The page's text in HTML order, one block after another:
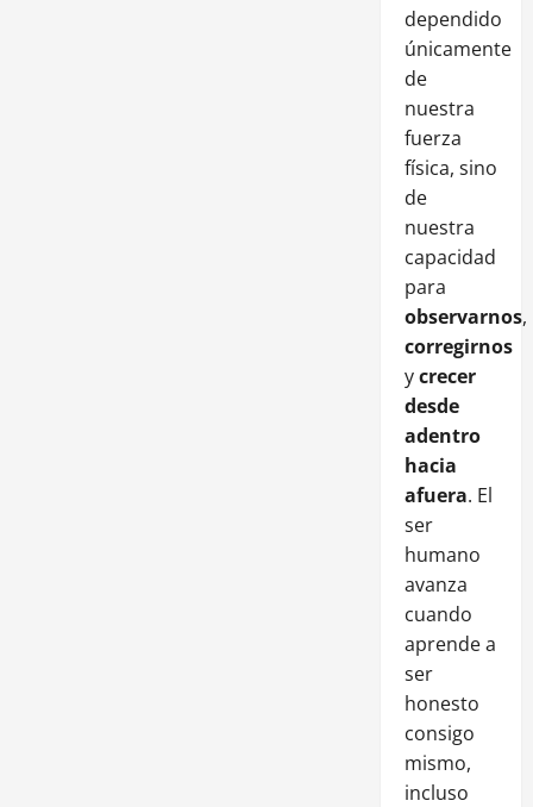
dependido
únicamente
de
nuestra
fuerza
física, sino
de
nuestra
capacidad
para
observarnos,
corregirnos
ycrecer
desde
adentro
hacia
afuera. El
ser
humano
avanza
cuando
aprende a
ser
honesto
consigo
mismo,
incluso